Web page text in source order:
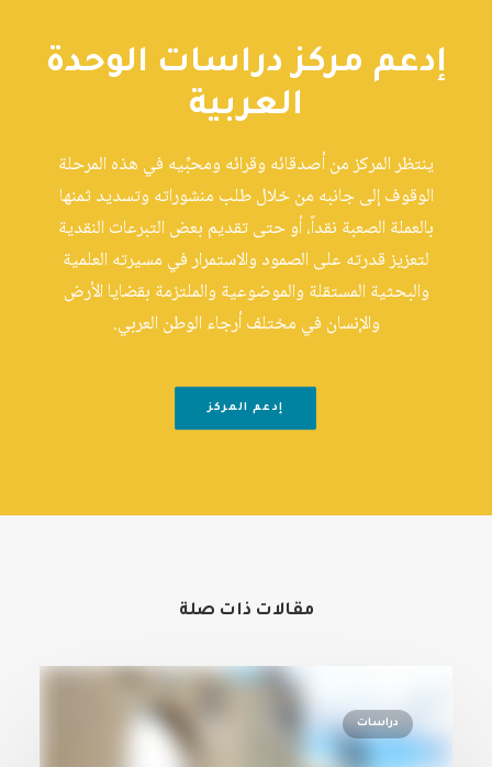
إدعم مركز دراسات الوحدة
العربية
ينتظر المركز من أصدقائه وقرائه ومحبِّيه في هذه المرحلة
الوقوف إلى جانبه من خلال طلب منشوراته وتسديد ثمنها
بالعملة الصعبة نقداً، أو حتى تقديم بعض التبرعات النقدية
لتعزيز قدرته على الصمود والاستمرار في مسيرته العلمية
والبحثية المستقلة والموضوعية والملتزمة بقضايا الأرض
والإنسان في مختلف أرجاء الوطن العربي.
إدعم المركز
مقالات ذات صلة
دراسات